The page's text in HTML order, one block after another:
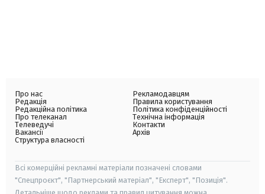
Про нас
Редакція
Редакційна політика
Про телеканал
Телеведучі
Вакансії
Структура власності
Рекламодавцям
Правила користування
Політика конфіденційності
Технічна інформація
Контакти
Архів
Всі комерційні рекламні матеріали позначені словами
"Спецпроєкт", "Партнерський матеріал", "Експерт", "Позиція".